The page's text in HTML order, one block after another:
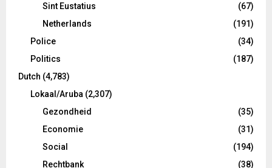
Sint Eustatius
(67)
Netherlands
(191)
Police
(34)
Politics
(187)
Dutch (4,783)
Lokaal/Aruba (2,307)
Gezondheid
(35)
Economie
(31)
Social
(194)
Rechtbank
(38)